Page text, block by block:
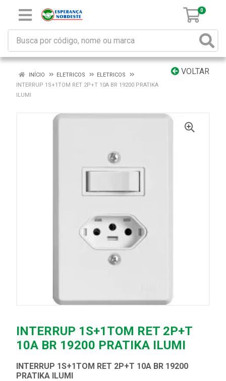
0
VOLTAR
INÍCIO ELETRICOS
ELETRICOS
INTERRUP 1S+1TOM RET 2P+T 10A BR 19200 PRATIKA
ILUMI
INTERRUP 1S+1TOM RET 2P+T
10A BR 19200 PRATIKA ILUMI
INTERRUP 1S+1TOM RET 2P+T 10A BR 19200
PRATIKA ILUMI